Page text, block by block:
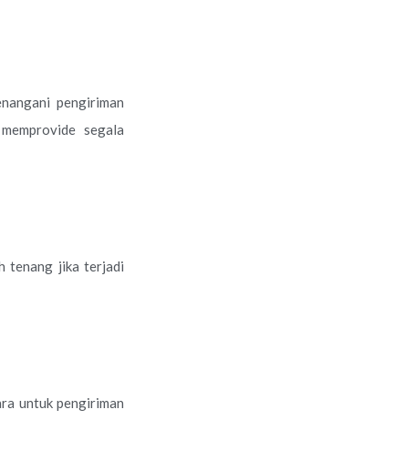
pengiriman
segala
tenang jika terjadi
untuk pengiriman